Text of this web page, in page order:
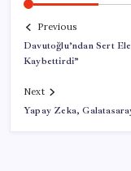
Previous
Davutoğlu’ndan Sert
Kaybettirdi”
Next
Yapay Zeka,